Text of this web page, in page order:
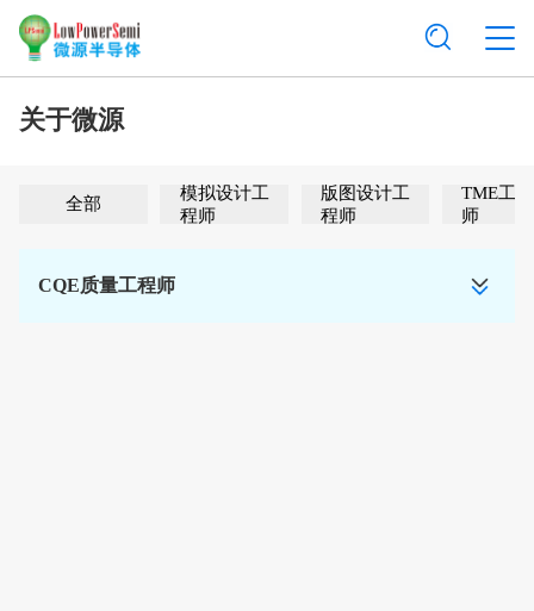
关于微源
全部
模拟设计工
程师
版图设计工
程师
TME工程
师
CQE质量工程师